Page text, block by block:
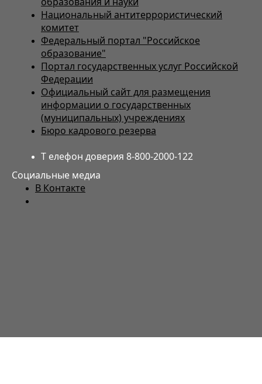
Национальный антитеррористический
комитет
Федеральный портал "Российское
образование"
Портал государственных услуг Российской
Федерации
Официальный сайт для размещения
информации о государственных
(муниципальных) учреждениях
Бюро кадрового резерва
Т елефон доверия 8-800-2000-122
Социальные медиа
В Контакте